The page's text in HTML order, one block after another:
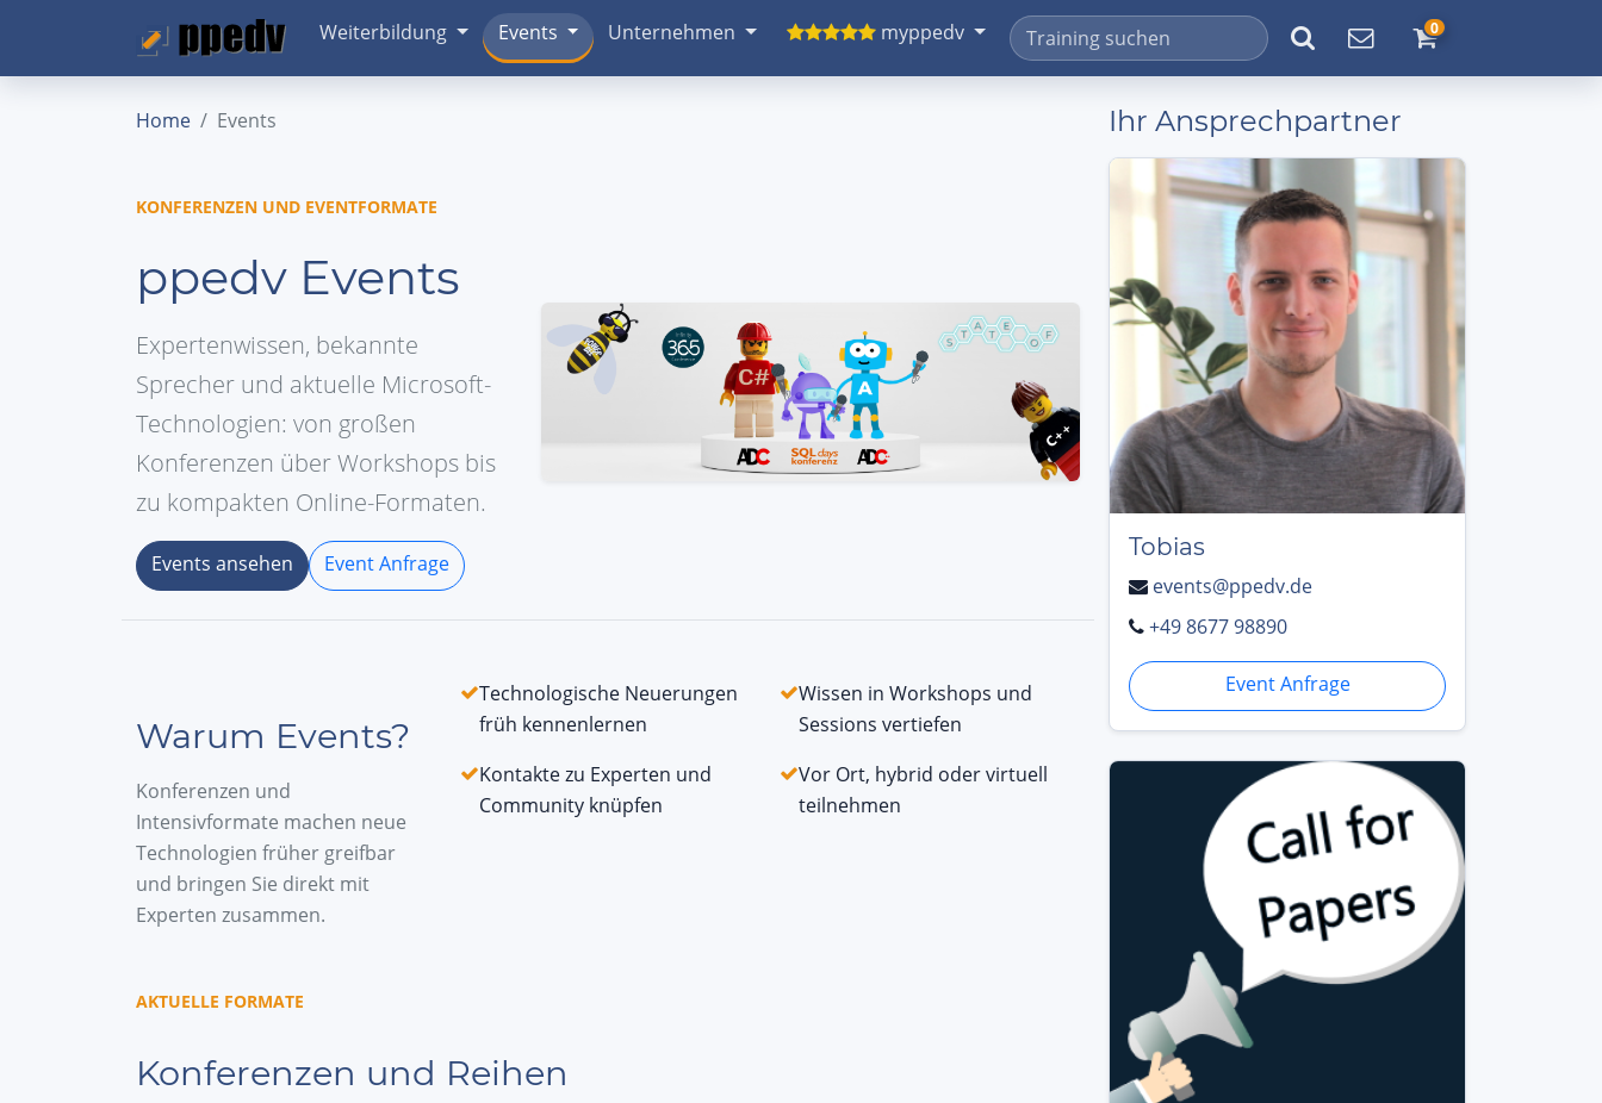
Weiterbildung Events Unternehmen myppedv 0
Home Events
KONFERENZEN UND EVENTFORMATE
ppedv Events
Expertenwissen, bekannte
Sprecher und aktuelle Microsoft-
Technologien: von großen
Konferenzen über Workshops bis
zu kompakten Online-Formaten.
Events ansehen Event Anfrage
Warum Events?
Konferenzen und
Intensivformate machen neue
Technologien früher greifbar
und bringen Sie direkt mit
Experten zusammen.
Technologische Neuerungen
früh kennenlernen
Wissen in Workshops und
Sessions vertiefen
Kontakte zu Experten und
Community knüpfen
Vor Ort, hybrid oder virtuell
teilnehmen
AKTUELLE FORMATE
Konferenzen und Reihen
Ihr Ansprechpartner
Tobias
events@ppedv.de
+49 8677 98890
Event Anfrage